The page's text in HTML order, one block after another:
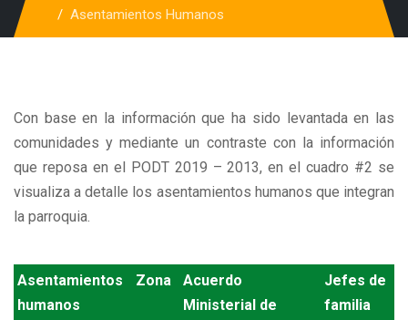
Asentamientos Humanos
Con base en la información que ha sido levantada en las
comunidades y mediante un contraste con la información
que reposa en el PODT 2019 – 2013, en el cuadro #2 se
visualiza a detalle los asentamientos humanos que integran
la parroquia.
Asentamientos
humanos
Zona
Acuerdo
Ministerial de
Jefes de
familia